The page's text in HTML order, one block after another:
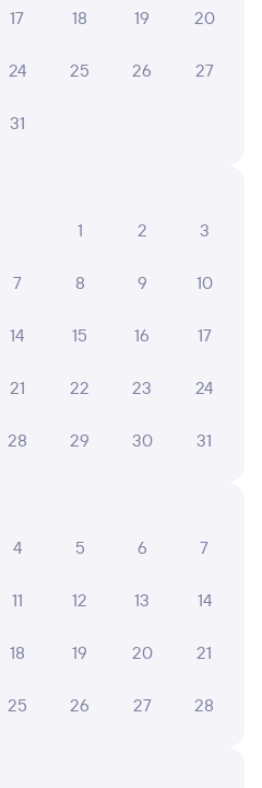
Отель
Туту о поездах
хорошие
в вагоне чисто, добрые и
вагон. Таких бы
17 18 19 20
24 25 26 27
31
1
2 3
7 8 9 10
14 15 16 17
21 22 23 24
28 29 30 31
4 5 6 7
11 12 13 14
18 19 20 21
25 26 27 28